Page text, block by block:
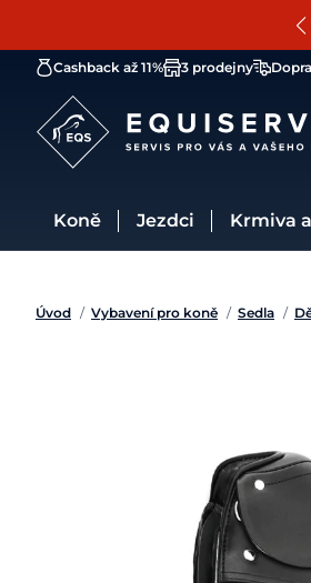
Cashback až 11% 3 prodejny
Koně Jezdci Krmiva
Úvod / Vybavení pro koně / Sedla /